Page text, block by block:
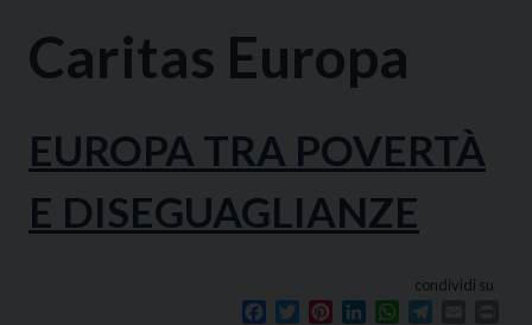
Caritas Europa
EUROPA TRA POVERTÀ
E DISEGUAGLIANZE
condividi su
Facebook
TwitterPinterestLinkedInWhatsApp